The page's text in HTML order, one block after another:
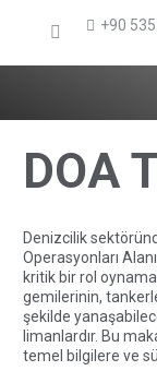
+90
DOA
Denizcilik
Operasyonları
kritik bir rol
gemilerinin,
şekilde
limanlardır. Bu
temel bilgilere ve